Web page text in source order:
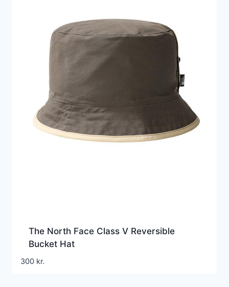
The North Face Class V Reversible
Bucket Hat
300 kr.